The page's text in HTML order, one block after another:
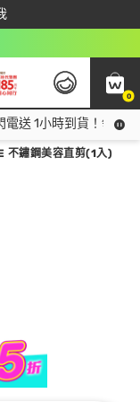
0
電送 1小時到貨！領神
不鏽鋼美容直剪(1入)